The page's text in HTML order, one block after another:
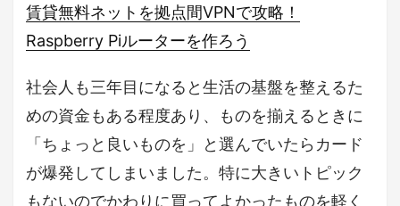
賃貸無料ネットを拠点間VPNで攻略！
Raspberry Piルーターを作ろう
社会人も三年目になると生活の基盤を整えるた
めの資金もある程度あり、ものを揃えるときに
「ちょっと良いものを」と選んでいたらカード
が爆発してしまいました。特に大きいトピック
もないのでかわりに買ってよかったものを軽く